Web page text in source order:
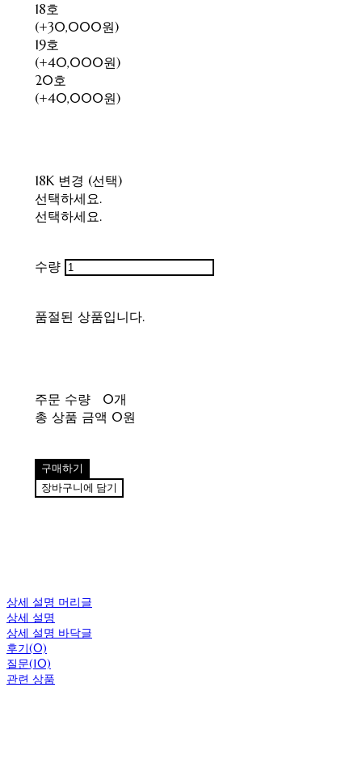
18호
(+30,000원)
19호
(+40,000원)
20호
(+40,000원)
18K 변경 (선택)
선택하세요.
선택하세요.
수량
품절된 상품입니다.
주문 수량
0개
총 상품 금액 0원
구매하기
장바구니에 담기
상세 설명 머리글
상세 설명
상세 설명 바닥글
후기(0)
질문(10)
관련 상품